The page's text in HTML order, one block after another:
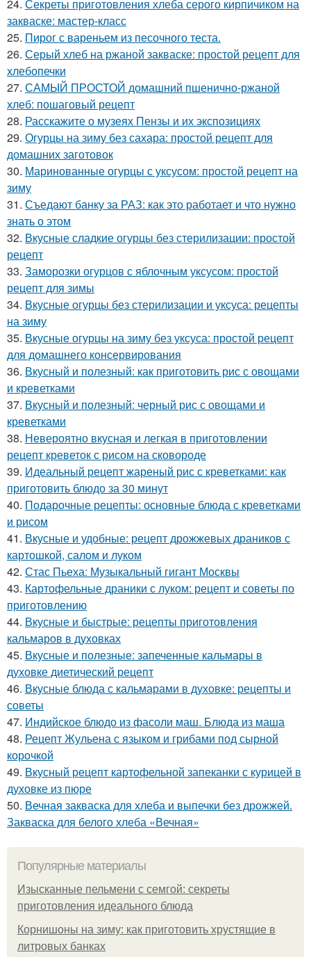
24. Секреты приготовления хлеба серого кирпичиком на
закваске: мастер-класс
25. Пирог с вареньем из песочного теста.
26. Серый хлеб на ржаной закваске: простой рецепт для
хлебопечки
27. САМЫЙ ПРОСТОЙ домашний пшенично-ржаной
хлеб: пошаговый рецепт
28. Расскажите о музеях Пензы и их экспозициях
29. Огурцы на зиму без сахара: простой рецепт для
домашних заготовок
30. Маринованные огурцы с уксусом: простой рецепт на
зиму
31. Съедают банку за РАЗ: как это работает и что нужно
знать о этом
32. Вкусные сладкие огурцы без стерилизации: простой
рецепт
33. Заморозки огурцов с яблочным уксусом: простой
рецепт для зимы
34. Вкусные огурцы без стерилизации и уксуса: рецепты
на зиму
35. Вкусные огурцы на зиму без уксуса: простой рецепт
для домашнего консервирования
36. Вкусный и полезный: как приготовить рис с овощами
и креветками
37. Вкусный и полезный: черный рис с овощами и
креветками
38. Невероятно вкусная и легкая в приготовлении
рецепт креветок с рисом на сковороде
39. Идеальный рецепт жареный рис с креветками: как
приготовить блюдо за 30 минут
40. Подарочные рецепты: основные блюда с креветками
и рисом
41. Вкусные и удобные: рецепт дрожжевых драников с
картошкой, салом и луком
42. Стас Пьеха: Музыкальный гигант Москвы
43. Картофельные драники с луком: рецепт и советы по
приготовлению
44. Вкусные и быстрые: рецепты приготовления
кальмаров в духовках
45. Вкусные и полезные: запеченные кальмары в
духовке диетический рецепт
46. Вкусные блюда с кальмарами в духовке: рецепты и
советы
47. Индийское блюдо из фасоли маш. Блюда из маша
48. Рецепт Жульена с языком и грибами под сырной
корочкой
49. Вкусный рецепт картофельной запеканки с курицей в
духовке из пюре
50. Вечная закваска для хлеба и выпечки без дрожжей.
Закваска для белого хлеба «Вечная»
Популярные материалы
Изысканные пельмени с семгой: секреты
приготовления идеального блюда
Корнишоны на зиму: как приготовить хрустящие в
литровых банках